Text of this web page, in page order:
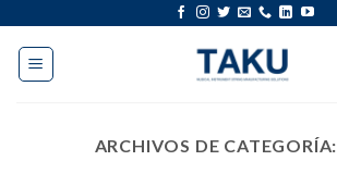
contenido
ARCHIVOS DE CATEGORÍA: